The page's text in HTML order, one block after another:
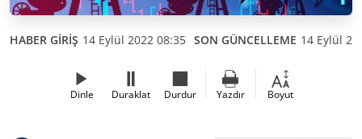
HABER GİRİŞ 14 Eylül 2022 08:35 SON GÜNCELLEME 14 Eylül
Dinle Duraklat Durdur Yazdır Boyut